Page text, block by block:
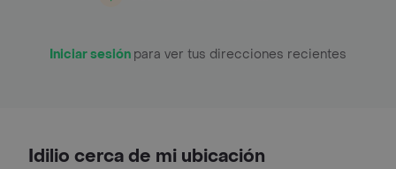
Iniciar sesión para ver tus direcciones recientes
Idilio cerca de mi ubicación